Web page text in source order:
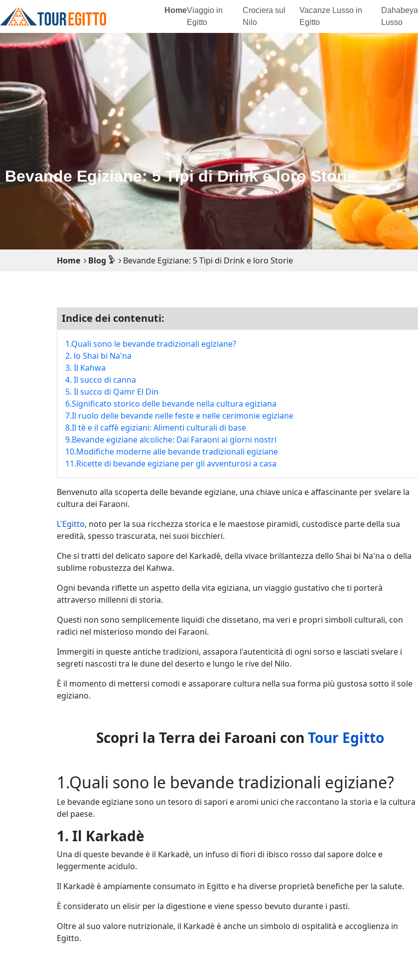
HomeViaggio in
Egitto
Crociera sul
Nilo
Vacanze Lusso in
Egitto
Dahabeya
Lusso
Bevande Egiziane: 5 Tipi di Drink e loro Storie
Home Blog 𓅱 Bevande Egiziane: 5 Tipi di Drink e loro Storie
Indice dei contenuti:
1.Quali sono le bevande tradizionali egiziane?
2. lo Shai bi Na'na
3. Il Kahwa
4. Il succo di canna
5. Il succo di Qamr El Din
6.Significato storico delle bevande nella cultura egiziana
7.Il ruolo delle bevande nelle feste e nelle cerimonie egiziane
8.Il tè e il caffè egiziani: Alimenti culturali di base
9.Bevande egiziane alcoliche: Dai Faraoni ai giorni nostri
10.Modifiche moderne alle bevande tradizionali egiziane
11.Ricette di bevande egiziane per gli avventurosi a casa
Benvenuto alla scoperta delle bevande egiziane, una chiave unica e affascinante per svelare la
cultura dei Faraoni.
L'Egitto, noto per la sua ricchezza storica e le maestose piramidi, custodisce parte della sua
eredità, spesso trascurata, nei suoi bicchieri.
Che si tratti del delicato sapore del Karkadè, della vivace brillantezza dello Shai bi Na'na o della
sublime robustezza del Kahwa.
Ogni bevanda riflette un aspetto della vita egiziana, un viaggio gustativo che ti porterà
attraverso millenni di storia.
Questi non sono semplicemente liquidi che dissetano, ma veri e propri simboli culturali, con
radici nel misterioso mondo dei Faraoni.
Immergiti in queste antiche tradizioni, assapora l'autenticità di ogni sorso e lasciati svelare i
segreti nascosti tra le dune del deserto e lungo le rive del Nilo.
È il momento di mettersi comodi e assaporare cultura nella sua forma più gustosa sotto il sole
egiziano.
Scopri la Terra dei Faroani con Tour Egitto
1.Quali sono le bevande tradizionali egiziane?
Le bevande egiziane sono un tesoro di sapori e aromi unici che raccontano la storia e la cultura
del paese.
1. Il Karkadè
Una di queste bevande è il Karkadè, un infuso di fiori di ibisco rosso dal sapore dolce e
leggermente acidulo.
Il Karkadè è ampiamente consumato in Egitto e ha diverse proprietà benefiche per la salute.
È considerato un elisir per la digestione e viene spesso bevuto durante i pasti.
Oltre al suo valore nutrizionale, il Karkadè è anche un simbolo di ospitalità e accoglienza in
Egitto.